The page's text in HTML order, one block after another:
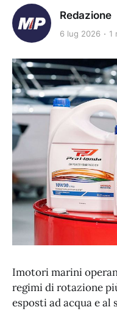
Redazione
6 lug 2026 1
Imotori marini
regimi di rotazione
esposti ad acqua e al